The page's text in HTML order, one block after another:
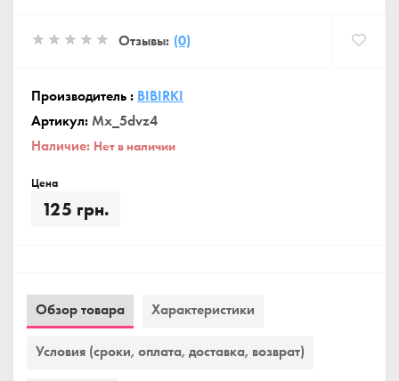
Отзывы: (0)
Производитель : BIBIRKI
Артикул:Mx_5dvz4
Наличие: Нет в наличии
Цена
125 грн.
Обзор товара Характеристики
Условия (сроки, оплата, доставка, возврат)